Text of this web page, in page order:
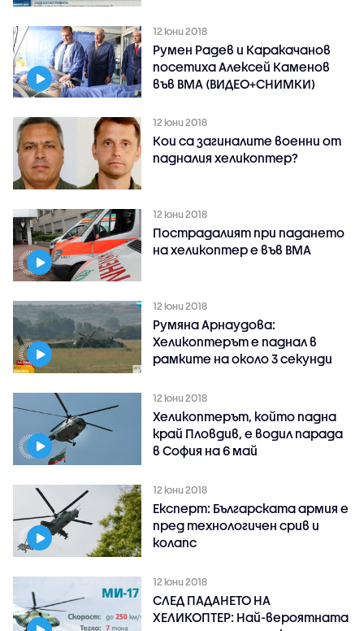
12 юни 2018
Румен Радев и Каракачанов
посетиха Алексей Каменов
във ВМА (ВИДЕО+СНИМКИ)
12 юни 2018
Кои са загиналите военни от
падналия хеликоптер?
12 юни 2018
Пострадалият при падането
на хеликоптер е във ВМА
12 юни 2018
Румяна Арнаудова:
Хеликоптерът е паднал в
рамките на около 3 секунди
12 юни 2018
Хеликоптерът, който падна
край Пловдив, е водил парада
в София на 6 май
12 юни 2018
Експерт: Българската армия е
пред технологичен срив и
колапс
12 юни 2018
СЛЕД ПАДАНЕТО НА
ХЕЛИКОПТЕР: Най-вероятната